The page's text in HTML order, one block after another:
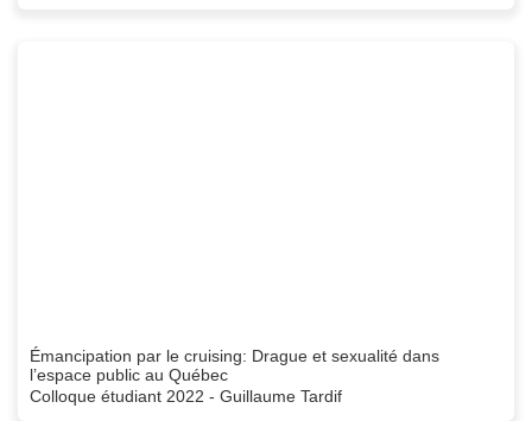
Émancipation par le cruising: Drague et sexualité dans
l’espace public au Québec
Colloque étudiant 2022 - Guillaume Tardif